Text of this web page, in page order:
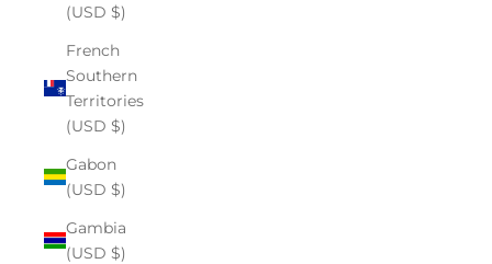
(USD $)
French
Southern
Territories
(USD $)
Gabon
(USD $)
Gambia
(USD $)